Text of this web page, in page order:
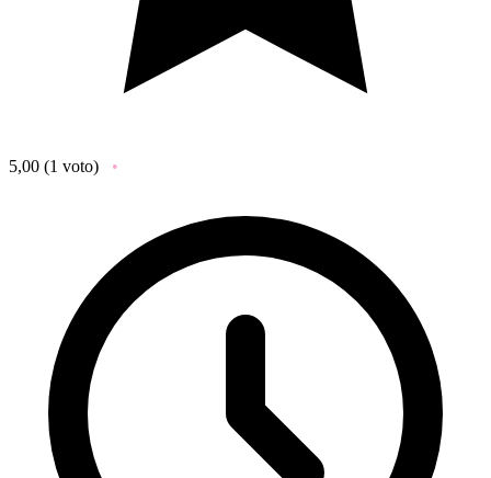
5,00 (1 voto)